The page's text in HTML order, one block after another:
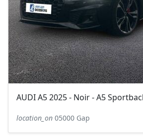
location_on 05000 Gap